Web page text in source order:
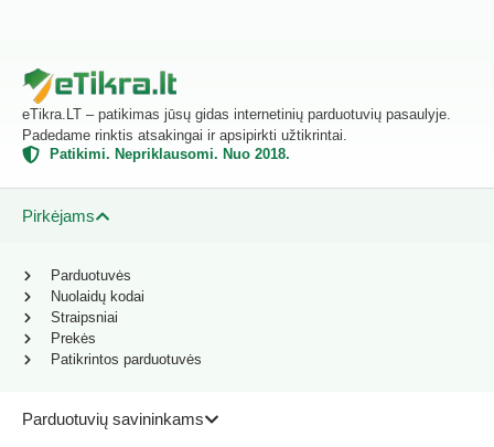
eTikra.LT – patikimas jūsų gidas internetinių parduotuvių pasaulyje.
Padedame rinktis atsakingai ir apsipirkti užtikrintai.
Patikimi. Nepriklausomi. Nuo 2018.
Pirkėjams
Parduotuvių savininkams
Parduotuvės
Nuolaidų kodai
Straipsniai
Prekės
Patikrintos parduotuvės